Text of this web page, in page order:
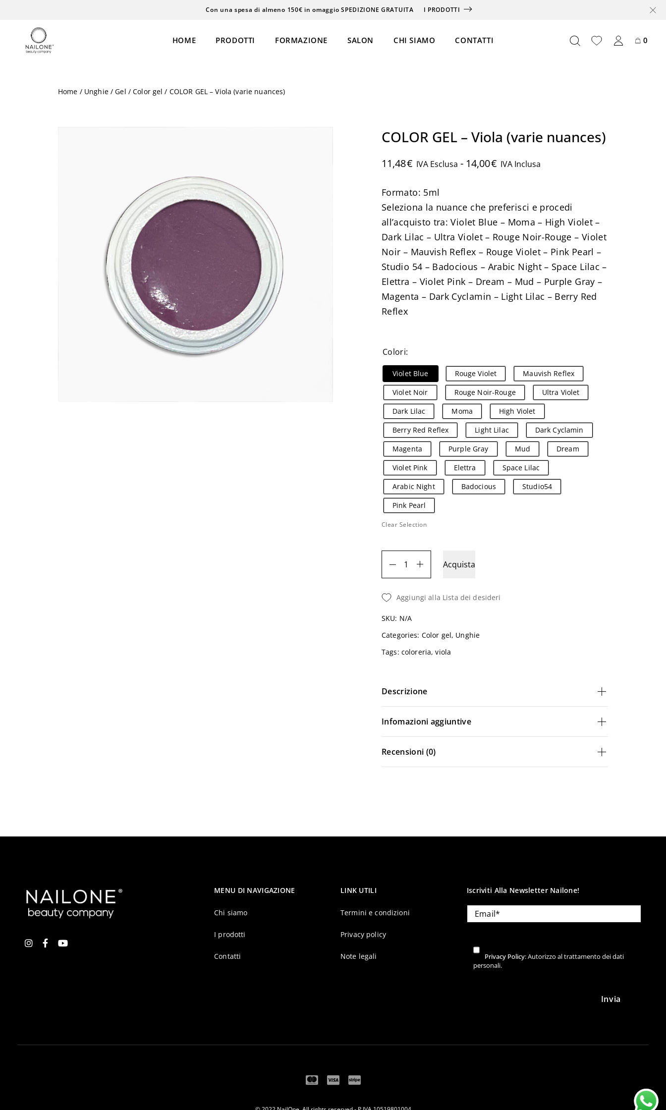
Password dimenticata?
Con una spesa di almeno 150€ in omaggio SPEDIZIONE GRATUITA I PRODOTTI
HOME PRODOTTI
Riparazioni in seta
Henné
Permanent Make-Up
Microblading
Abbonamento
Card
FORMAZIONE SALON CHI SIAMO CONTATTI 0
Home / Unghie/Gel /Color gel / COLOR GEL – Viola (varie nuances)
COLOR GEL – Viola (varie nuances)
11,48€ IVA Esclusa - 14,00€ IVA Inclusa
Formato: 5ml
Seleziona la nuance che preferisci e procedi
all’acquisto tra: Violet Blue – Moma – High Violet –
Dark Lilac – Ultra Violet – Rouge Noir-Rouge – Violet
Noir – Mauvish Reflex – Rouge Violet – Pink Pearl –
Studio 54 – Badocious – Arabic Night – Space Lilac –
Elettra – Violet Pink – Dream – Mud – Purple Gray –
Magenta – Dark Cyclamin – Light Lilac – Berry Red
Reflex
Colori:
Violet Blue Rouge Violet
Mauvish Reflex
Violet Noir
Rouge Noir-Rouge
Ultra Violet
Dark Lilac
Moma
High Violet
Berry Red Reflex
Light Lilac
Dark Cyclamin
Magenta
Purple Gray Mud
Dream
Violet Pink
Elettra
Space Lilac
Arabic Night
Badocious
Studio54
Pink Pearl
Clear Selection
Acquista
Aggiungi alla Lista dei desideri
SKU: N/A
Categories: Color gel, Unghie
Tags: coloreria,viola
Descrizione
Infomazioni aggiuntive
Recensioni (0)
MENU DI NAVIGAZIONE
Chi siamo
I prodotti
Contatti
LINK UTILI
Termini e condizioni
Privacy policy
Note legali
Iscriviti Alla Newsletter Nailone!
Privacy Policy: Autorizzo al trattamento dei dati
personali.